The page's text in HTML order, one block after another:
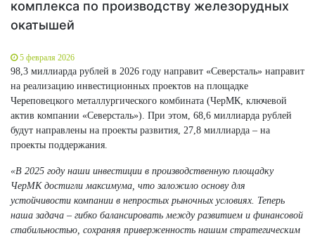
комплекса по производству железорудных
окатышей
5 февраля 2026
98,3 миллиарда рублей в 2026 году направит «Северсталь» направит
на реализацию инвестиционных проектов на площадке
Череповецкого металлургического комбината (ЧерМК, ключевой
актив компании «Северсталь»). При этом, 68,6 миллиарда рублей
будут направлены на проекты развития, 27,8 миллиарда – на
проекты поддержания.
«В 2025 году наши инвестиции в производственную площадку
ЧерМК достигли максимума, что заложило основу для
устойчивости компании в непростых рыночных условиях. Теперь
наша задача – гибко балансировать между развитием и финансовой
стабильностью, сохраняя приверженность нашим стратегическим